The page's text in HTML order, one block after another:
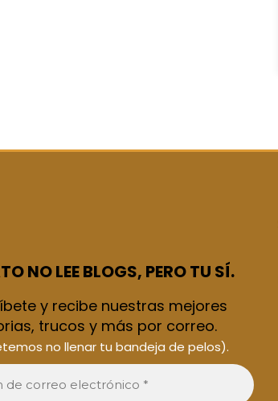
NO LEE BLOGS, PERO TU SÍ.
y recibe nuestras mejores
trucos y más por correo.
no llenar tu bandeja de pelos).